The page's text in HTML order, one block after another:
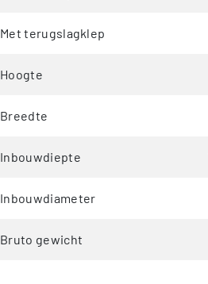
Met terugslagklep
Hoogte
Breedte
Inbouwdiepte
Inbouwdiameter
Bruto gewicht